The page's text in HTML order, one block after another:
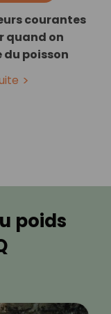
courantes
quand on
du poisson
poids